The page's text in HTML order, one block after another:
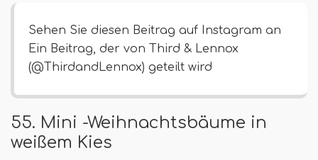
Sehen Sie diesen Beitrag auf Instagram an
Ein Beitrag, der von Third & Lennox
(@ThirdandLennox) geteilt wird
55. Mini -Weihnachtsbäume in
weißem Kies